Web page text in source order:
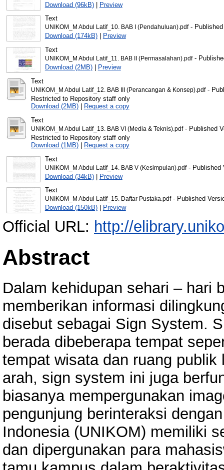
Download (96kB)| Preview
Text
UNIKOM_M Abdul Latif_10. BAB I (Pendahuluan).pdf- Published
Download (174kB)|
Preview
Text
UNIKOM_M Abdul Latif_11. BAB II (Permasalahan).pdf-
Download (2MB)|
Preview
Text
UNIKOM_M Abdul Latif_12. BAB III (Perancangan & Konsep).pdf-
Restricted to Repository staff only
Download (2MB)|
Request a copy
Text
UNIKOM_M Abdul Latif_13. BAB VI (Media & Teknis).pdf- Published
Restricted to Repository staff only
Download (1MB)|
Request a copy
Text
UNIKOM_M Abdul Latif_14. BAB V (Kesimpulan).pdf- Published
Download (34kB)| Preview
Text
UNIKOM_M Abdul Latif_15. Daftar Pustaka.pdf- Published
Download (150kB)| Preview
Official URL: http://
Abstract
Dalam kehidupan sehari – hari
memberikan informasi
disebut sebagai Sign System.
berada dibeberapa tempat
tempat wisata dan ruang
arah, sign system ini juga
biasanya mempergunakan
pengunjung berinteraksi
Indonesia (UNIKOM) memiliki
dan dipergunakan para